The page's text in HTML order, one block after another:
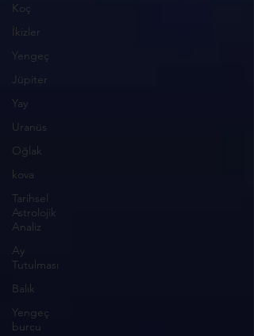
Koç
İkizler
Yengeç
Jüpiter
Yay
Uranüs
Oğlak
kova
Tarihsel
Astrolojik
Analiz
Ay
Tutulması
Balık
Yengeç
burcu